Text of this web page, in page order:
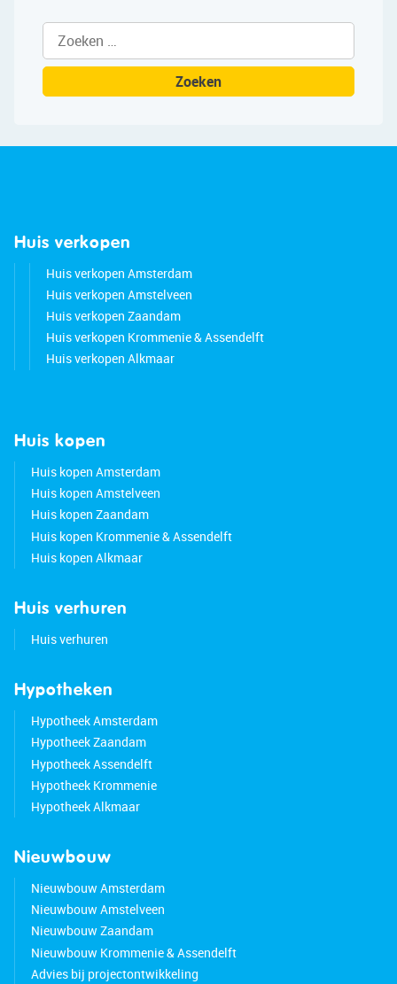
Zoeken
naar:
Huis verkopen
Huis verkopen Amsterdam
Huis verkopen Amstelveen
Huis verkopen Zaandam
Huis verkopen Krommenie & Assendelft
Huis verkopen Alkmaar
Huis kopen
Huis kopen Amsterdam
Huis kopen Amstelveen
Huis kopen Zaandam
Huis kopen Krommenie & Assendelft
Huis kopen Alkmaar
Huis verhuren
Huis verhuren
Hypotheken
Hypotheek Amsterdam
Hypotheek Zaandam
Hypotheek Assendelft
Hypotheek Krommenie
Hypotheek Alkmaar
Nieuwbouw
Nieuwbouw Amsterdam
Nieuwbouw Amstelveen
Nieuwbouw Zaandam
Nieuwbouw Krommenie & Assendelft
Advies bij projectontwikkeling